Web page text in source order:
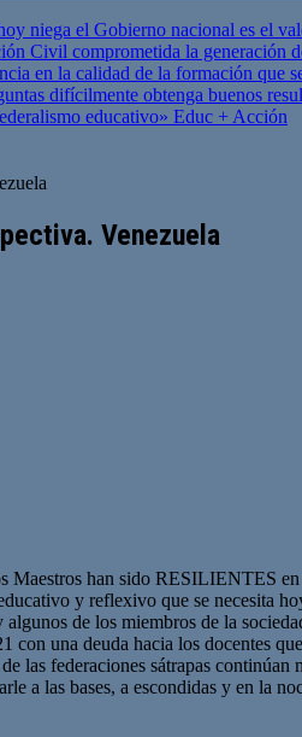
niega el Gobierno nacional es el
Civil comprometida la generación
en la calidad de la formación que
difícilmente obtenga buenos
educativo» Educ + Acción
Venezuela
Maestros han sido RESILIENTES
y reflexivo que se necesita
de los miembros de la
una deuda hacia los docentes
las federaciones sátrapas continúan
a las bases, a escondidas y en